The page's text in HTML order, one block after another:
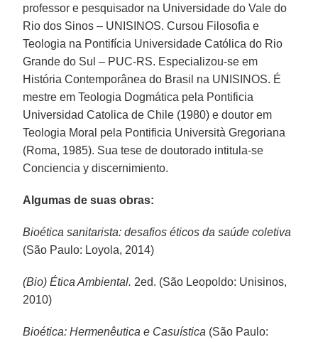
professor e pesquisador na Universidade do Vale do
Rio dos Sinos – UNISINOS. Cursou Filosofia e
Teologia na Pontifícia Universidade Católica do Rio
Grande do Sul – PUC-RS. Especializou-se em
História Contemporânea do Brasil na UNISINOS. É
mestre em Teologia Dogmática pela Pontificia
Universidad Catolica de Chile (1980) e doutor em
Teologia Moral pela Pontificia Università Gregoriana
(Roma, 1985). Sua tese de doutorado intitula-se
Conciencia y discernimiento.
Algumas de suas obras:
Bioética sanitarista: desafios éticos da saúde coletiva
(São Paulo: Loyola, 2014)
(Bio) Ética Ambiental. 2ed. (São Leopoldo: Unisinos,
2010)
Bioética: Hermenêutica e Casuística (São Paulo: